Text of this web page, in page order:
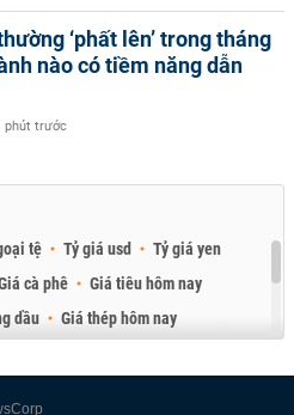
‘phất lên’ trong tháng
nào có tiềm năng dẫn
phút trước
tệ Tỷ giá usd
Tỷ giá yen
cà phê
Giá tiêu hôm nay
dầu
Giá thép hôm nay